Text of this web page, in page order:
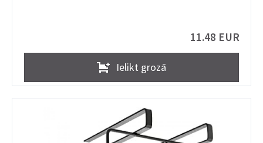
11.48 EUR
Ielikt grozā